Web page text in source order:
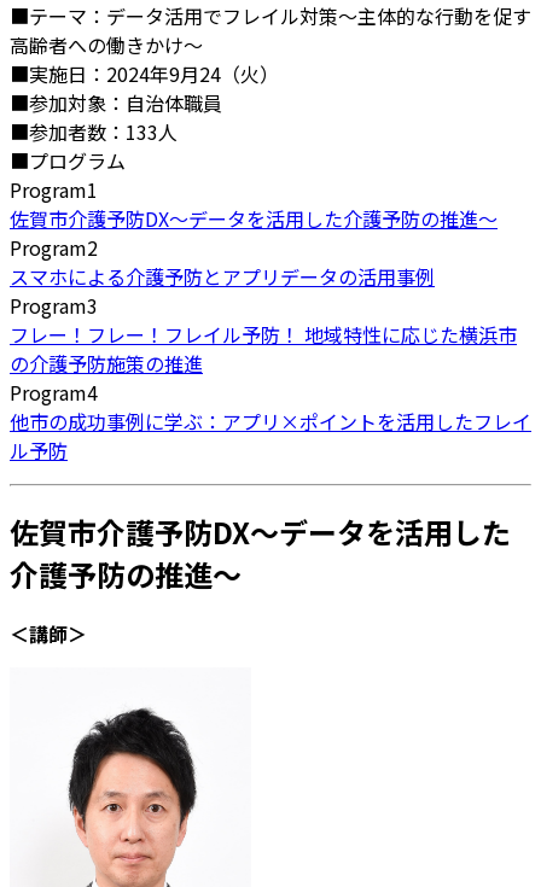
■テーマ：データ活用でフレイル対策～主体的な行動を促す
高齢者への働きかけ～
■実施日：2024年9月24（火）
■参加対象：自治体職員
■参加者数：133人
■プログラム
Program1
佐賀市介護予防DX～データを活用した介護予防の推進～
Program2
スマホによる介護予防とアプリデータの活用事例
Program3
フレー！フレー！フレイル予防！ 地域特性に応じた横浜市
の介護予防施策の推進
Program4
他市の成功事例に学ぶ：アプリ×ポイントを活用したフレイ
ル予防
佐賀市介護予防DX～データを活用した
介護予防の推進～
＜講師＞